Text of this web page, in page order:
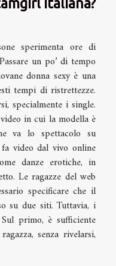
sperimenta ore di
un po’ di tempo
donna sexy è una
tempi di ristrettezze.
specialmente i single.
in cui la modella è
va lo spettacolo su
video dal vivo online
danze erotiche, in
Le ragazze del web
specificare che il
su due siti. Tuttavia, i
primo, è sufficiente
senza rivelarsi,